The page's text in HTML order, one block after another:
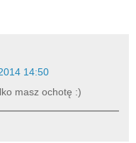
14:50
masz ochotę :)